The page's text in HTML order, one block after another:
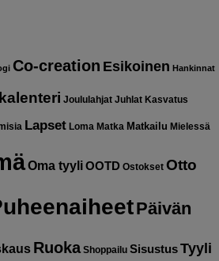
Co-creation Esikoinen Hankinnat
Joululahjat Juhlat Kasvatus
Lapset Loma Matka Matkailu Mielessä
Oma tyyli OOTD Ostokset Otto
Päivän
Ruoka Shoppailu Sisustus Tyyli